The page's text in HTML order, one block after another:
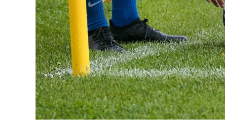
maggiore precisione e controllo rispetto a
più ampia per il contatto con le mani,
palla e manipolarla secondo le loro
2. Maggiore imprevedibilità
La forma ovale del pallone da rugby
A differenza di una palla sferica, che
passata, un pallone ovale può rimbalzare
gioco più dinamiche e interessanti.